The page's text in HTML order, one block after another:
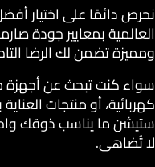
نحرص دائمًا على اختيار
العالمية بمعايير جودة
ومميزة تضمن لك الرضا
سواء كنت تبحث عن أجهزة
كهربائية، أو منتجات
ستيشن ما يناسب ذوقك
لا تُضاهى.